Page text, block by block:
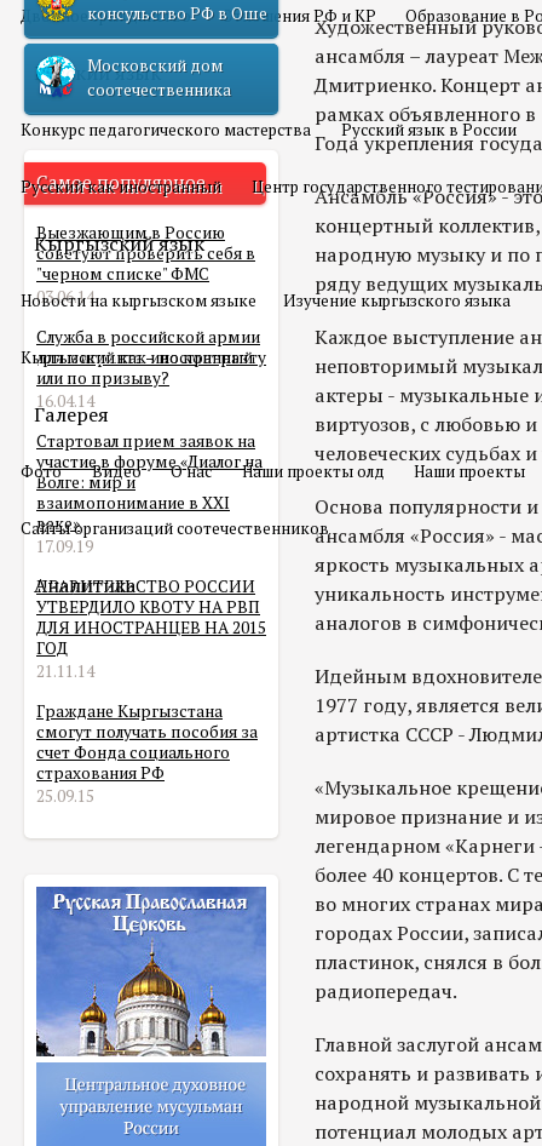
Двойное гражданство Отношения РФ и КР Образование в
Русский язык
Конкурс педагогического мастерства Русский язык в России
Русский как иностранный Центр государственного
Кыргызский язык
Новости на кыргызском языке Изучение кыргызского языка
Кыргызский как иностранный
Галерея
Фото Видео О нас Наши проекты олд Наши проекты
Сайты организаций соотечественников
Аналитика
консульство РФ в Оше
Московский дом
соотечественника
Самое популярное
Выезжающим в Россию
советуют проверить себя в
"черном списке" ФМС
03.06.14
Служба в российской армии
для мигранта – по контракту
или по призыву?
16.04.14
Стартовал прием заявок на
участие в форуме «Диалог на
Волге: мир и
взаимопонимание в XXI
веке»
17.09.19
ПРАВИТЕЛЬСТВО РОССИИ
УТВЕРДИЛО КВОТУ НА РВП
ДЛЯ ИНОСТРАНЦЕВ НА 2015
ГОД
21.11.14
Граждане Кыргызстана
смогут получать пособия за
счет Фонда социального
страхования РФ
25.09.15
Художественный
ансамбля – лауреат
Дмитриенко. Концерт
рамках объявленного
Года укрепления
Ансамбль «Россия» -
концертный
народную музыку и по
ряду ведущих
Каждое выступление
неповторимый
актеры - музыкальные
виртуозов, с любовью
человеческих судьбах и
Основа популярности
ансамбля «Россия» -
яркость музыкальных
уникальность
аналогов в
Идейным
1977 году, является
артистка СССР -
«Музыкальное
мировое признание и
легендарном «Карнеги
более 40 концертов. С
во многих странах
городах России,
пластинок, снялся в
радиопередач.
Главной заслугой
сохранять и
народной
потенциал молодых